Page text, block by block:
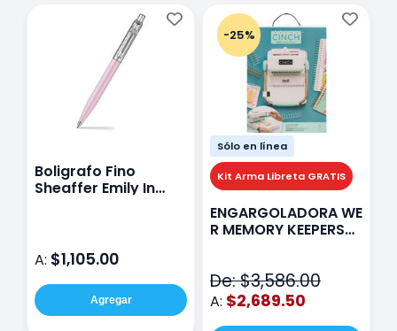
Boligrafo Fino
Sheaffer Emily In
A: $1,105.00
Agregar
-25%
Sólo en línea
Kit Arma Libreta GRATIS
ENGARGOLADORA WE
R MEMORY KEEPERS
De: $3,586.00
A: $2,689.50